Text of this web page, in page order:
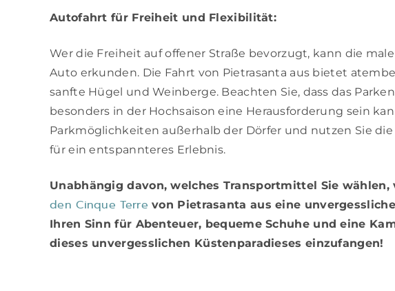
Autofahrt für Freiheit und Flexibilität:
Wer die Freiheit auf offener Straße bevorzugt, kann die
Auto erkunden. Die Fahrt von Pietrasanta aus bietet
sanfte Hügel und Weinberge. Beachten Sie, dass das
besonders in der Hochsaison eine Herausforderung sein
Parkmöglichkeiten außerhalb der Dörfer und nutzen Sie
für ein entspannteres Erlebnis.
Unabhängig davon, welches Transportmittel Sie
den Cinque Terre von Pietrasanta aus eine
Ihren Sinn für Abenteuer, bequeme Schuhe und eine
dieses unvergesslichen Küstenparadieses einzufangen!